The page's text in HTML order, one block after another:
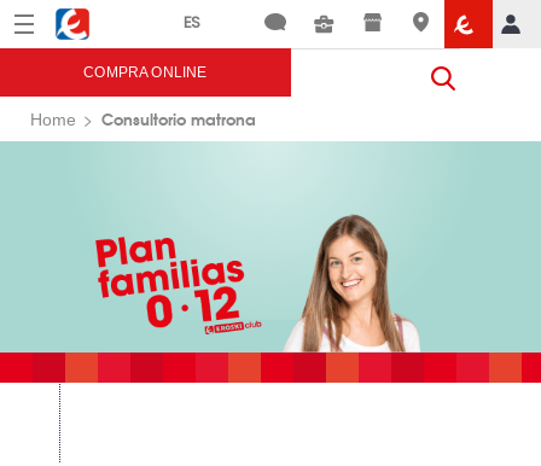
Menú Eroski
COMPRA ONLINE
Home Consultorio matrona